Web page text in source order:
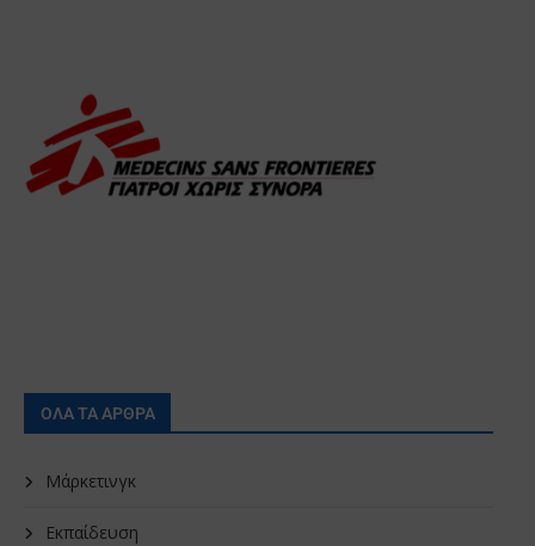
ΟΛΑ ΤΑ ΑΡΘΡΑ
Μάρκετινγκ
Εκπαίδευση